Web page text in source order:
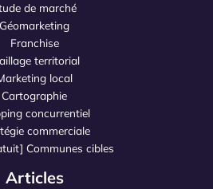
de marché
Géomarketing
Franchise
territorial
local
Cartographie
concurrentiel
commerciale
Communes cibles
Articles